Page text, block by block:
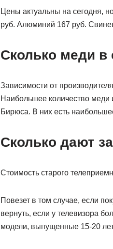
Цены актуальны на сегодня,
руб. Алюминий 167 руб.
Сколько меди в
Зависимости от
Наибольшее количество меди
Бирюса. В них есть
Сколько дают
Стоимость старого
Повезет в том случае, если
вернуть, если у телевизора
модели, выпущенные 15-20 лет